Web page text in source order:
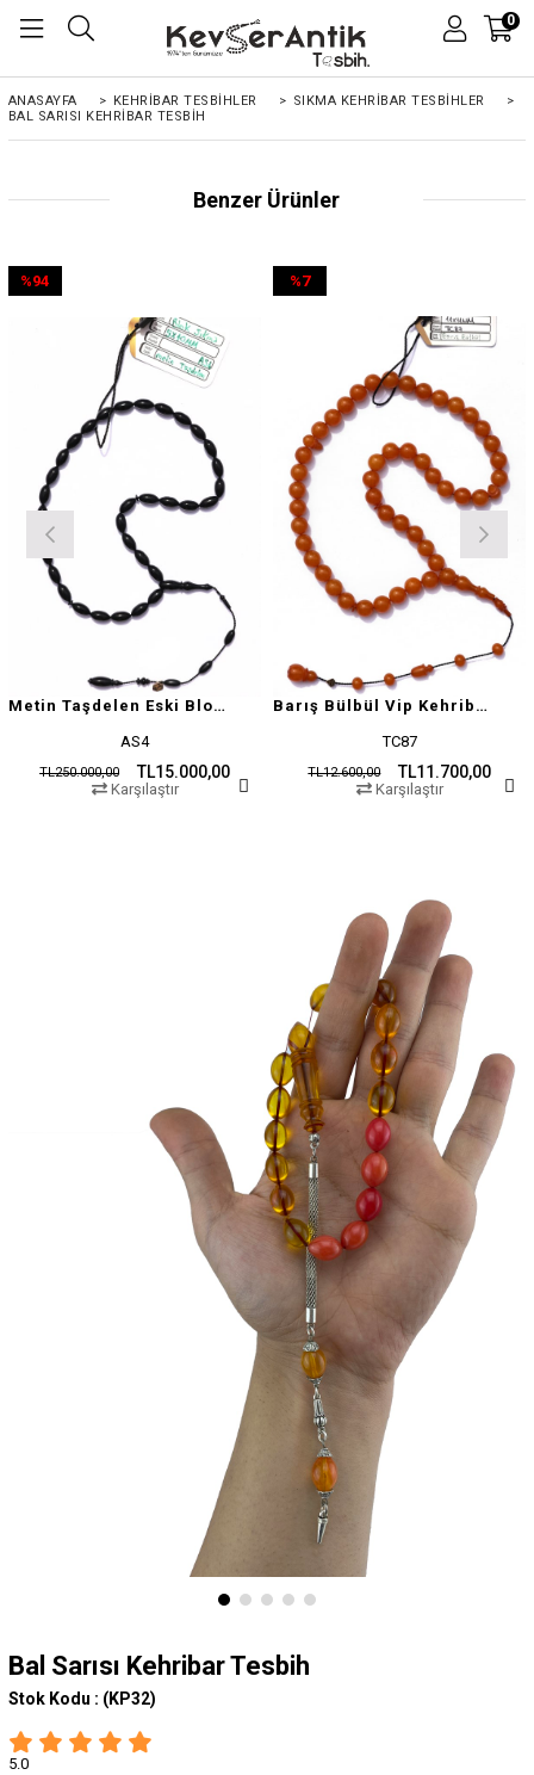
0
ANASAYFA > KEHRIBAR TESBIHLER > SIKMA KEHRİBAR TESBİHLER
>
BAL SARISI KEHRIBAR TESBIH
Benzer Ürünler
Metin Taşdelen Eski Blok Sıkma
AS4
TL15.000,00
TL250.000,00
%94
Karşılaştır
Barış Bülbül Vip Kehribar Tesbih
TC87
TL11.700,00
TL12.600,00
%7
Karşılaştır
Bal Sarısı Kehribar Tesbih
Stok Kodu : (KP32)
5.0